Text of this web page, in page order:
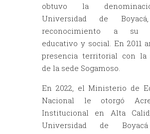
obtuvo la
Universidad de
reconocimiento a su
educativo y social. En 2011
presencia territorial con la
de la sede Sogamoso.
En 2022, el Ministerio de
Nacional le otorgó
Institucional en Alta
Universidad de